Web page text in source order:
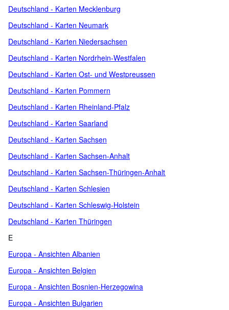
Deutschland - Karten Mecklenburg
Deutschland - Karten Neumark
Deutschland - Karten Niedersachsen
Deutschland - Karten Nordrhein-Westfalen
Deutschland - Karten Ost- und Westpreussen
Deutschland - Karten Pommern
Deutschland - Karten Rheinland-Pfalz
Deutschland - Karten Saarland
Deutschland - Karten Sachsen
Deutschland - Karten Sachsen-Anhalt
Deutschland - Karten Sachsen-Thüringen-Anhalt
Deutschland - Karten Schlesien
Deutschland - Karten Schleswig-Holstein
Deutschland - Karten Thüringen
E
Europa - Ansichten Albanien
Europa - Ansichten Belgien
Europa - Ansichten Bosnien-Herzegowina
Europa - Ansichten Bulgarien